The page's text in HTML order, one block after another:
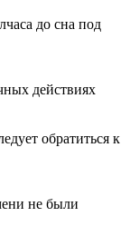
до сна под
действиях
обратиться к
не были